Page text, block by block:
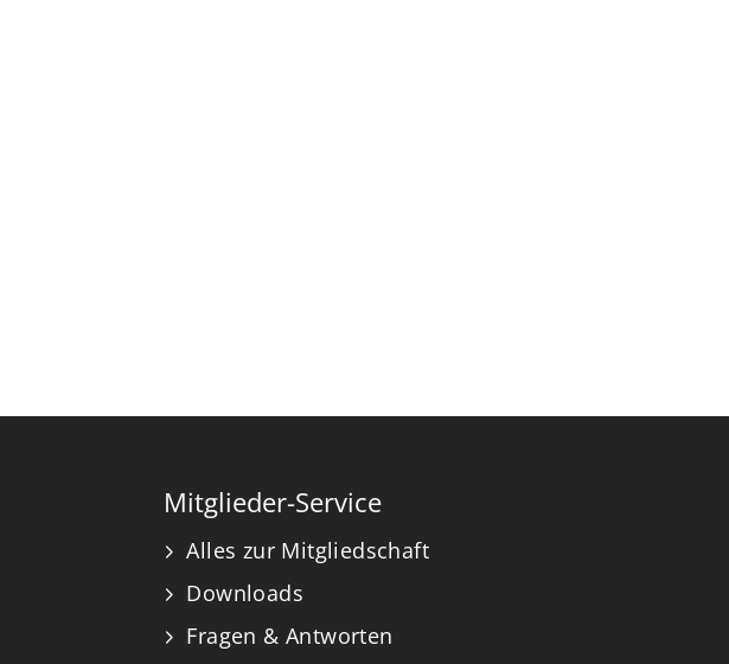
Mitglieder-Service
Alles zur Mitgliedschaft
Downloads
Fragen & Antworten